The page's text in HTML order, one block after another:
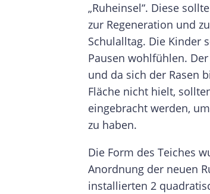
„Ruheinsel“. Diese
zur Regeneration und
Schulalltag. Die Kinder
Pausen wohlfühlen.
und da sich der Rasen
Fläche nicht hielt,
eingebracht werden,
zu haben.
Die Form des Teiches
Anordnung der neuen
installierten 2